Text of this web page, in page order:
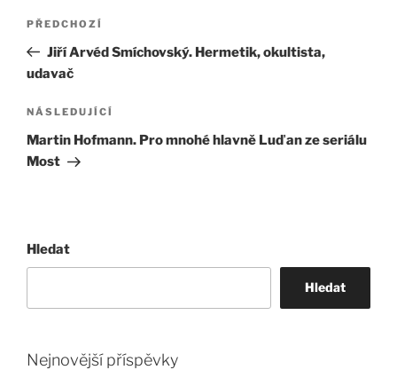
Navigace
příspěvek
Předchozí
příspěvek
PŘEDCHOZÍ
Jiří Arvéd Smíchovský. Hermetik, okultista,
udavač
Následující
příspěvek
NÁSLEDUJÍCÍ
Martin Hofmann. Pro mnohé hlavně Luďan ze seriálu
Most
Hledat
Hledat
Nejnovější příspěvky